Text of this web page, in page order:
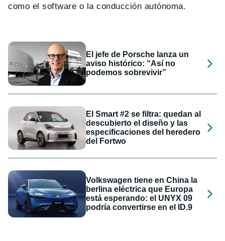
como el software o la conducción autónoma.
El jefe de Porsche lanza un
aviso histórico: “Así no
podemos sobrevivir”
El Smart #2 se filtra: quedan al
descubierto el diseño y las
especificaciones del heredero
del Fortwo
Volkswagen tiene en China la
berlina eléctrica que Europa
está esperando: el UNYX 09
podría convertirse en el ID.9